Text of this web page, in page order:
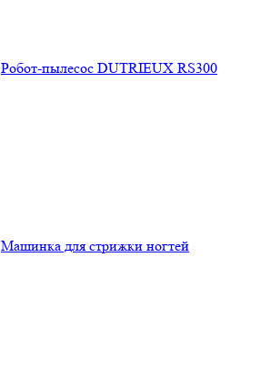
Робот-пылесос DUTRIEUX RS300
Машинка для стрижки ногтей